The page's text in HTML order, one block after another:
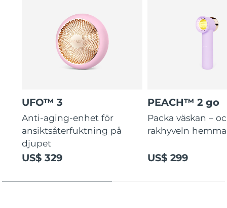
UFO™ 3
Anti-aging-enhet för
ansiktsåterfuktning på
djupet
US$ 329
PEACH™ 2 go
Packa väskan –
rakhyveln
US$ 299